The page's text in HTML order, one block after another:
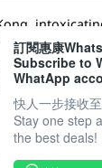
(under
程中，向未成
。
DFI零售集團
Place. The
訂閱惠康
Subscribe to
WhatApp
快人一步接收
Stay one step
the best deals!